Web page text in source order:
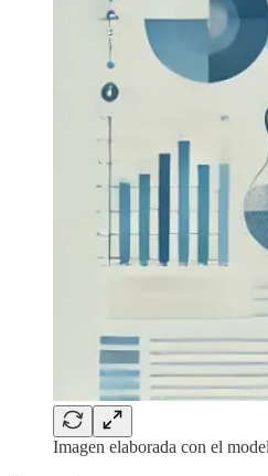
Imagen elaborada con el